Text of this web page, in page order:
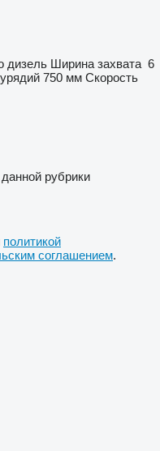
дизель Ширина захвата 6
750 мм Скорость
рубрики
политикой
соглашением.